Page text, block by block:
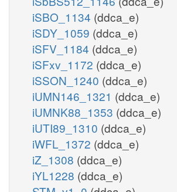
iSBO_1134 (ddca_e)
iSDY_1059 (ddca_e)
iSFV_1184 (ddca_e)
iSFxv_1172 (ddca_e)
iSSON_1240 (ddca_e)
iUMN146_1321 (ddca_e)
iUMNK88_1353 (ddca_e)
iUTI89_1310 (ddca_e)
iWFL_1372 (ddca_e)
iZ_1308 (ddca_e)
iYL1228 (ddca_e)